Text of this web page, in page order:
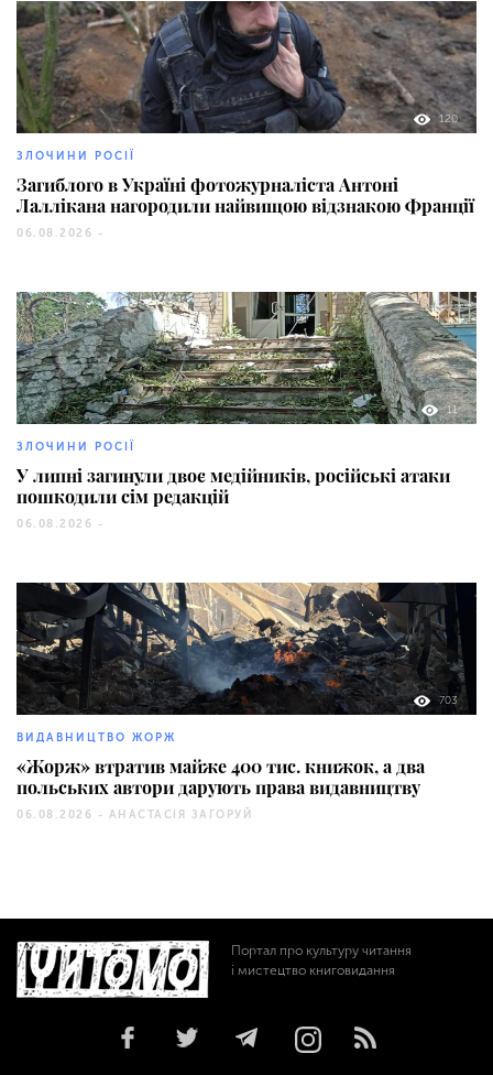
120
ЗЛОЧИНИ РОСІЇ
Загиблого в Україні фотожурналіста Антоні
Лаллікана нагородили найвищою відзнакою Франції
06.08.2026 -
11
ЗЛОЧИНИ РОСІЇ
У липні загинули двоє медійників, російські атаки
пошкодили сім редакцій
06.08.2026 -
703
ВИДАВНИЦТВО ЖОРЖ
«Жорж» втратив майже 400 тис. книжок, а два
польських автори дарують права видавництву
06.08.2026 - АНАСТАСІЯ ЗАГОРУЙ
Портал про культуру читання
і мистецтво книговидання